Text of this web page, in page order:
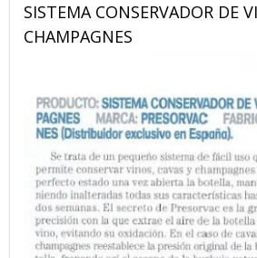
SISTEMA CONSERVADOR DE
CHAMPAGNES